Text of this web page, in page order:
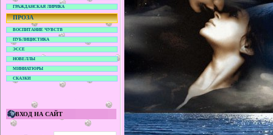
ГРАЖДАНСКАЯ ЛИРИКА
ПРОЗА
ВОСПИТАНИЕ ЧУВСТВ
ПУБЛИЦИСТИКА
ЭССЕ
НОВЕЛЛЫ
МИНИАТЮРЫ
СКАЗКИ
ВХОД НА САЙТ